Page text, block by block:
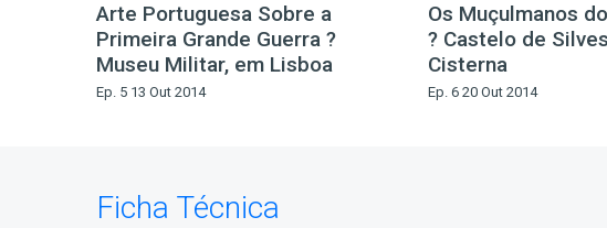
Arte Portuguesa Sobre a
Primeira Grande Guerra ?
Museu Militar, em Lisboa
Ep. 5 13 Out 2014
Os Muçulmanos
? Castelo de
Cisterna
Ep. 6 20 Out 2014
Ficha Técnica